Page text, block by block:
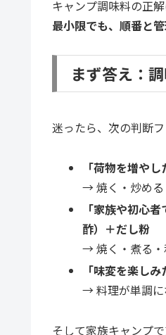
キャンプ調味料の正
最小限でも、順番と
まず答え：
迷ったら、次の判断
「荷物を増や
→ 焼く・炒める
「家族や初心
酢）＋だし粉
→ 焼く・煮る・
「味変を楽し
→ 料理が単調に
そして家族キャンプ